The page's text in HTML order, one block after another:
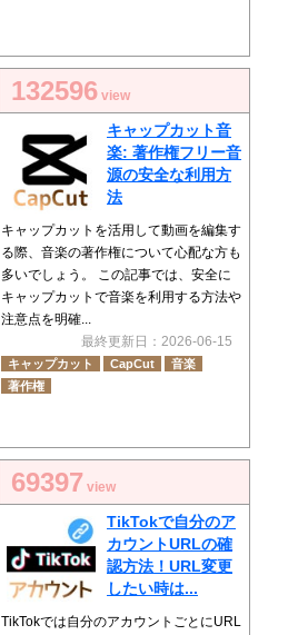
132596 view
キャップカット音
楽: 著作権フリー音
源の安全な利用方
法
キャップカットを活用して動画を編集す
る際、音楽の著作権について心配な方も
多いでしょう。 この記事では、安全に
キャップカットで音楽を利用する方法や
注意点を明確...
最終更新日：2026-06-15
キャップカット CapCut
音楽
著作権
69397 view
TikTokで自分のア
カウントURLの確
認方法！URL変更
したい時は...
TikTokでは自分のアカウントごとにURL